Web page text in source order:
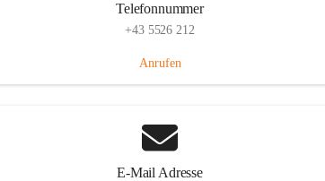
Telefonnummer
+43 5526 212
Anrufen
E-Mail Adresse